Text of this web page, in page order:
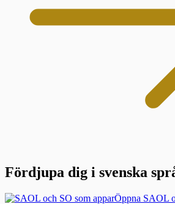
Fördjupa dig i svenska
Öppna SAOL